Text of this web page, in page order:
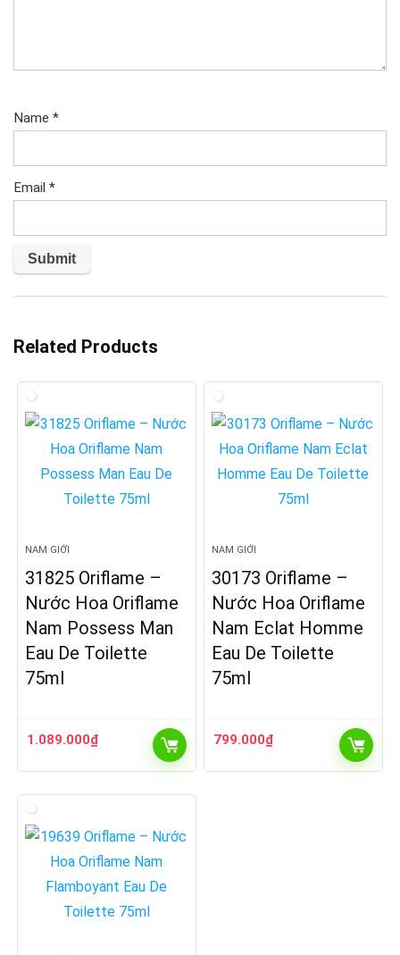
Name *
Email *
Related Products
NAM GIỚI
31825 Oriflame –
Nước Hoa Oriflame
Nam Possess Man
Eau De Toilette
75ml
1.089.000₫
NAM GIỚI
30173 Oriflame –
Nước Hoa Oriflame
Nam Eclat Homme
Eau De Toilette
75ml
799.000₫